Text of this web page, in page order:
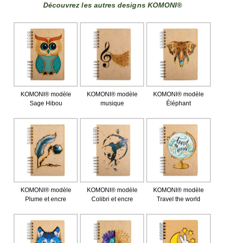
Découvrez les autres designs KOMONI®
KOMONI® modèle
Sage Hibou
KOMONI® modèle
musique
KOMONI® modèle
Éléphant
KOMONI® modèle
Plume et encre
KOMONI® modèle
Colibri et encre
KOMONI® modèle
Travel the world